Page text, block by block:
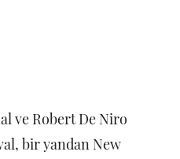
ve Robert De Niro
bir yandan New